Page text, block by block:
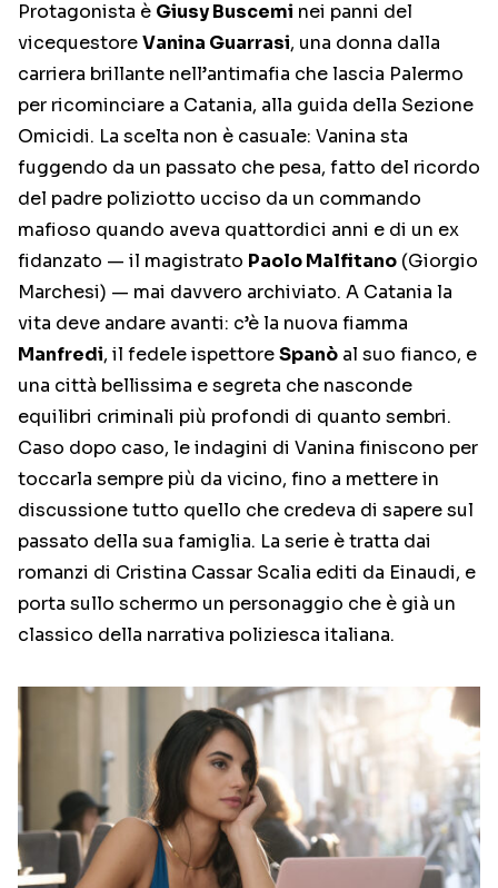
Protagonista è Giusy Buscemi nei panni del
vicequestoreVanina Guarrasi, una donna dalla
carriera brillante nell’antimafia che lascia Palermo
per ricominciare a Catania, alla guida della Sezione
Omicidi. La scelta non è casuale: Vanina sta
fuggendo da un passato che pesa, fatto del ricordo
del padre poliziotto ucciso da un commando
mafioso quando aveva quattordici anni e di un ex
fidanzato — il magistrato Paolo Malfitano (Giorgio
Marchesi) — mai davvero archiviato. A Catania la
vita deve andare avanti: c’è la nuova fiamma
Manfredi, il fedele ispettoreSpanò al suo fianco, e
una città bellissima e segreta che nasconde
equilibri criminali più profondi di quanto sembri.
Caso dopo caso, le indagini di Vanina finiscono per
toccarla sempre più da vicino, fino a mettere in
discussione tutto quello che credeva di sapere sul
passato della sua famiglia. La serie è tratta dai
romanzi di Cristina Cassar Scalia editi da Einaudi, e
porta sullo schermo un personaggio che è già un
classico della narrativa poliziesca italiana.